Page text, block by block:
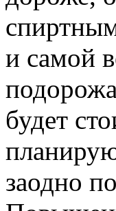
и самой
будет
заодно